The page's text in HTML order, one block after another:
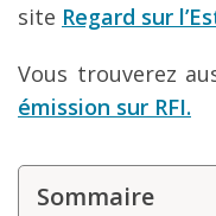
site Regard sur
Vous trouverez
émission sur RFI.
Sommaire